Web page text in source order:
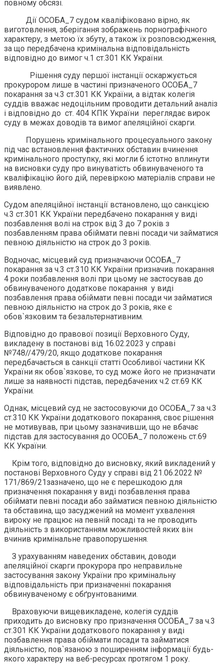
повному обсязі.
Дії ОСОБА_7 судом кваліфіковано вірно, як
виготовлення, зберігання зображень порнографічного
характеру, з метою їх збуту, а також їх розповсюдження,
за що передбачена кримінальна відповідальність
відповідно до вимог ч.1 ст.301 КК України.
Рішення суду першої інстанції оскаржується
прокурором лише в частині призначеного ОСОБА_7
покарання за ч.3 ст.301 КК України, а відтак колегія
суддів вважає недоцільним проводити детальний аналіз
і відповідно до ст. 404 КПК України переглядає вирок
суду в межах доводів та вимог апеляційної скарги.
Порушень кримінального процесуального закону
під час встановлення фактичних обставин вчинення
кримінального проступку, які могли б істотно вплинути
на висновки суду про винуватість обвинуваченого та
кваліфікацію його дій, перевіркою матеріалів справи не
виявлено.
Судом апеляційної інстанції встановлено, що санкцією
ч.3 ст.301 КК України передбачено покарання у виді
позбавлення волі на строк від 3 до 7 років з
позбавленням права обіймати певні посади чи займатися
певною діяльністю на строк до 3 років.
Водночас, місцевий суд призначаючи ОСОБА_7
покарання за ч.3 ст.310 КК України призначив покарання
4 роки позбавлення волі при цьому не застосував до
обвинуваченого додаткове покарання у виді
позбавлення права обіймати певні посади чи займатися
певною діяльністю на строк до 3 років, яке є
обов`язковим та безальтернативним.
Відповідно до правової позиції Верховного Суду,
викладену в постанові від 16.02.2023 у справі
№748//479/20, якщо додаткове покарання
передбачається в санкції статті Особливої частини КК
України як обов`язкове, то суд може його не призначати
лише за наявності підстав, передбачених ч.2 ст.69 КК
України.
Однак, місцевий суд не застосовуючи до ОСОБА_7 за ч.3
ст.310 КК України додаткового покарання, своє рішення
не мотивував, при цьому зазначивши, що не вбачає
підстав для застосування до ОСОБА_7 положень ст.69
КК України.
Крім того, відповідно до висновку, який викладений у
постанові Верховного Суду у справі від 21.06.2022 №
171/869/21зазначено, що не є перешкодою для
призначення покарання у виді позбавлення права
обіймати певні посади або займатися певною діяльністю
та обставина, що засуджений на момент ухвалення
вироку не працює на певній посаді та не проводить
діяльність з використанням можливостей яких він
вчинив кримінальне правопорушення.
З урахуванням наведених обставин, доводи
апеляційної скарги прокурора про неправильне
застосування закону України про кримінальну
відповідальність при призначенні покарання
обвинуваченому є обґрунтованими.
Враховуючи вищевикладене, колегія суддів
приходить до висновку про призначення ОСОБА_7 за ч.3
ст.301 КК України додаткового покарання у виді
позбавлення права обіймати посади та займатися
діяльністю, пов`язаною з поширенням інформації будь-
якого характеру на веб-ресурсах протягом 1 року.